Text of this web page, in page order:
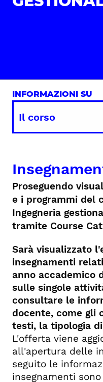
INFORMAZIONI SU
Proseguendo
e i programmi del
Ingegneria
tramite Course
Sarà visualizzato
insegnamenti
anno accademico
sulle singole
consultare le
docente, come gli
testi, la tipologia
L'offerta viene
all'apertura delle
seguito le
insegnamenti